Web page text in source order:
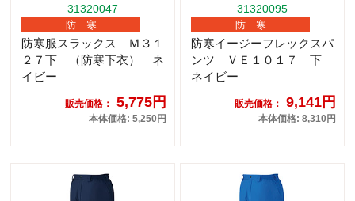
31320047
防 寒
防寒服スラックス Ｍ３１
２７下 （防寒下衣） ネ
イビー
販売価格： 5,775円
本体価格: 5,250円
31320095
防 寒
防寒イージーフレックスパ
ンツ ＶＥ１０１７ 下
ネイビー
販売価格： 9,141円
本体価格: 8,310円